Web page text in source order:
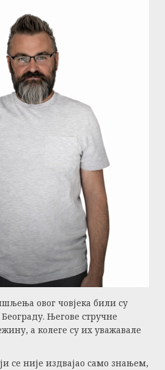
овог човјека били су
Његове стручне
а колеге су их уважавале
се није издвајао само знањем,